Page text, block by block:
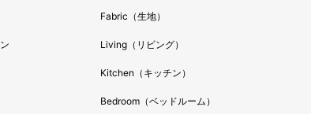
Fabric（生地）
Living（リビング）
Kitchen（キッチン）
Bedroom（ベッドルーム）